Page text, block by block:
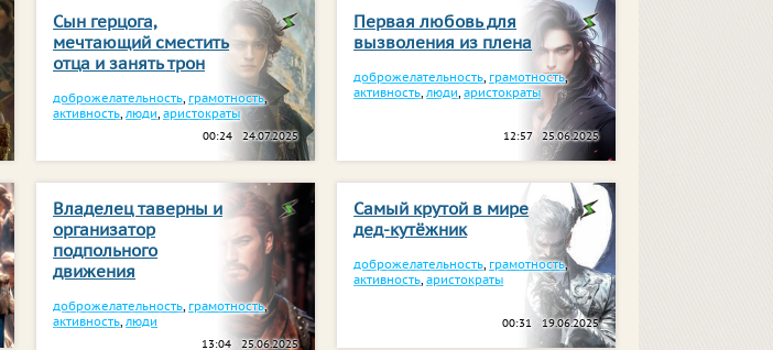
Сын герцога,
мечтающий сместить
отца и занять трон
доброжелательность, грамотность,
активность,люди,аристократы
00:24 24.07.2025
Первая любовь для
вызволения из плена
доброжелательность, грамотность,
активность,люди,аристократы
12:57 25.06.2025
Владелец таверны и
организатор
подпольного
движения
доброжелательность, грамотность,
активность,люди
13:04 25.06.2025
Самый крутой в мире
дед-кутёжник
доброжелательность, грамотность,
активность,аристократы
00:31 19.06.2025